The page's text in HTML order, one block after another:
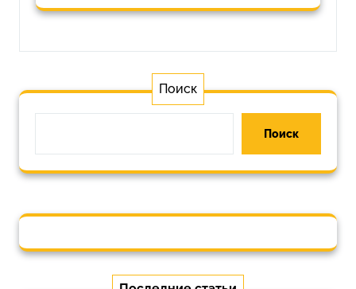
Поиск
Поиск